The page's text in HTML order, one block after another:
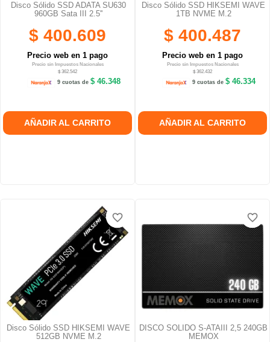
Disco Sólido SSD ADATA SU630
960GB Sata III 2.5''
$ 400.609
Precio web en 1 pago
Precio sin Impuestos Nacionales
$ 362.542
9 cuotas de$ 46.348
AÑADIR AL CARRITO
Disco Sólido SSD HIKSEMI WAVE
1TB NVME M.2
$ 400.487
Precio web en 1 pago
Precio sin Impuestos Nacionales
$ 362.432
9 cuotas de$ 46.334
AÑADIR AL CARRITO
Disco Sólido SSD HIKSEMI WAVE
512GB NVME M.2
favorite_border
favorite_border
DISCO SOLIDO S-ATAIII 2,5 240GB
MEMOX
favorite_border
favorite_border